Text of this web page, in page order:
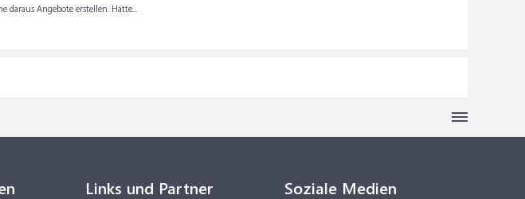
Angebote erstellen. Hatte...
Links und Partner Soziale Medien